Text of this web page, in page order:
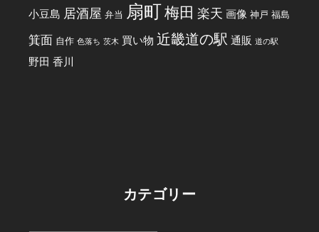
小豆島 居酒屋 弁当 扇町梅田 楽天 画像 神戸 福島
箕面 自作 色落ち 茨木 買い物 近畿道の駅 通販 道の駅
野田 香川
カテゴリー